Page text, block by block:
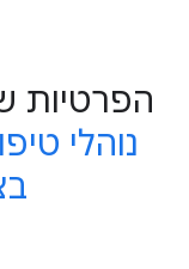
הפרטיות
נוהלי